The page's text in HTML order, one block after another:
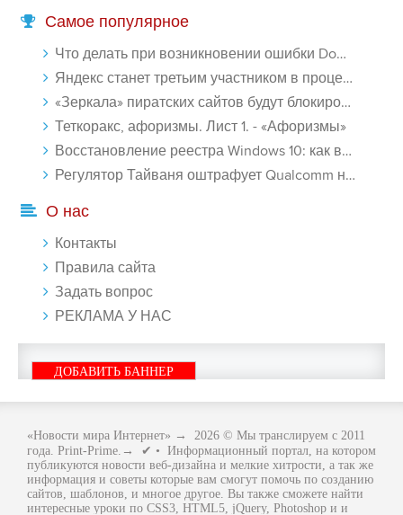
Самое популярное
Что делать при возникновении ошибки Download interrupted в Chrome - «Windows»
Яндекс станет третьим участником в процессе ФАС против Google - «Интернет»
«Зеркала» пиратских сайтов будут блокироваться! - «Интернет»
Теткоракс, афоризмы. Лист 1. - «Афоризмы»
Восстановление реестра Windows 10: как восстановить реестр Виндовс 10 - «Windows»
Регулятор Тайваня оштрафует Qualcomm на $774 млн - «Новости сети»
О нас
Контакты
Правила сайта
Задать вопрос
РЕКЛАМА У НАС
ДОБАВИТЬ БАННЕР
«Новости мира Интернет» → 2026 © Мы транслируем с 2011
года. Print-Prime.→ ✔ • Информационный портал, на котором
публикуются новости веб-дизайна и мелкие хитрости, а так же
информация и советы которые вам смогут помочь по созданию
сайтов, шаблонов, и многое другое. Вы также сможете найти
интересные уроки по CSS3, HTML5, jQuery, Photoshop и и